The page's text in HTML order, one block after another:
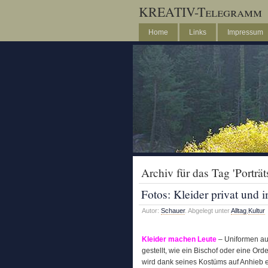
KREATIV-Telegramm
Home Links Impressum
Archiv für das Tag
Fotos: Kleider privat und
Autor: Schauer. Abgelegt unterAlltag Kultur
Kleider machen Leute – Uniformen
gestellt, wie ein Bischof oder eine
wird dank seines Kostüms auf Anhieb